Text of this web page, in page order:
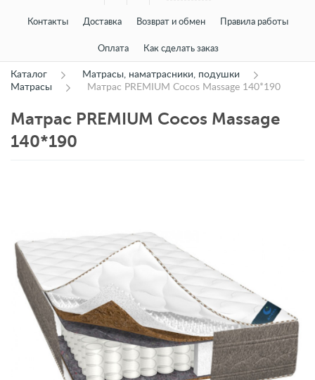
Контакты Доставка Возврат и обмен Правила работы
Оплата Как сделать заказ
Каталог
Матрасы, наматрасники, подушки
Матрасы
Матрас PREMIUM Cocos Massage 140*190
Матрас PREMIUM Cocos Massage
140*190